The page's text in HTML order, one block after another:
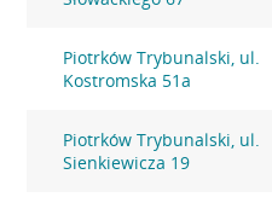
Piotrków Trybunalski, ul.
Kostromska 51a
Piotrków Trybunalski, ul.
Sienkiewicza 19